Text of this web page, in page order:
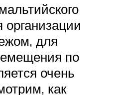
организации
для
по
очень
как